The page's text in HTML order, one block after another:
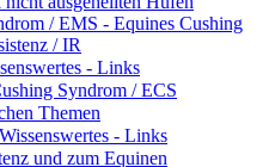
/ EMS - Equines Cushing
/ IR
- Links
Syndrom / ECS
Themen
- Links
und zum Equinen